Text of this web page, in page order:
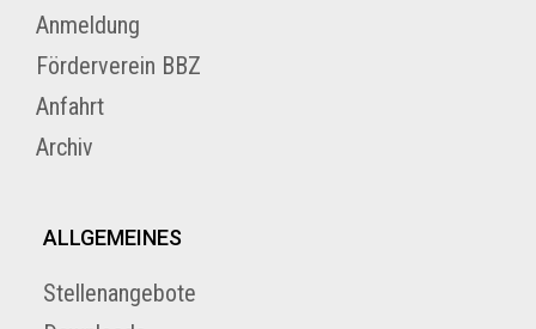
Anmeldung
Förderverein BBZ
Anfahrt
Archiv
ALLGEMEINES
Stellenangebote